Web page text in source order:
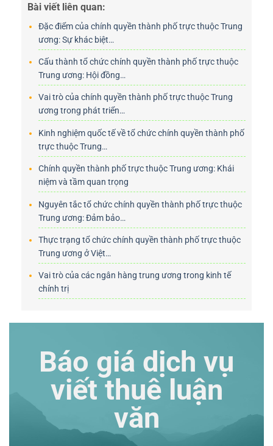
Bài viết liên quan:
Đặc điểm của chính quyền thành phố trực thuộc Trung
ương: Sự khác biệt…
Cấu thành tổ chức chính quyền thành phố trực thuộc
Trung ương: Hội đồng…
Vai trò của chính quyền thành phố trực thuộc Trung
ương trong phát triển…
Kinh nghiệm quốc tế về tổ chức chính quyền thành phố
trực thuộc Trung…
Chính quyền thành phố trực thuộc Trung ương: Khái
niệm và tầm quan trọng
Nguyên tắc tổ chức chính quyền thành phố trực thuộc
Trung ương: Đảm bảo…
Thực trạng tổ chức chính quyền thành phố trực thuộc
Trung ương ở Việt…
Vai trò của các ngân hàng trung ương trong kinh tế
chính trị
Báo giá dịch vụ
viết thuê luận
văn